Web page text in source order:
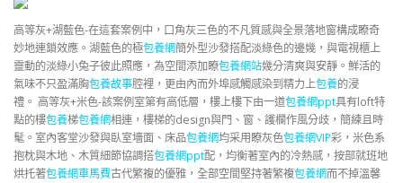
高等灰+湖藍色-在這套案例中，口角灰三色的不凡質感與全景落地窗構成瞭奇
妙地連鎖效應。湖藍色的極包養網簡外型沙發搭配淡綠色的邊幾，與電視櫃上
靈動的淡綠小兔子彼此照應，為空間添加瞭包養網站幾分清爽與安靜。鮮活的
氣味不只盈滿胸包養故事腔裡，更由內而外埠感觸感染到精力上包養的浸
禮。 高等灰+米色-該案例室第有高低層，樓上樓下由一道包養網ppt具有loft特
點的樓包養梯包養網相連，樓梯的design與門、窗、護欄作風分歧，簡練且時
髦。室內客堂沙發與臥室墻面、床品包養網均采用瞭灰色包養網VIP彩，米色系
抱枕與木地、木質細節協調搭包養網ppt配，均衡著室內的冷熱感，按部就班地
烘托著包養網車馬費古代繁複的優雅，全部空間堅持著繁複包養網而不掉溫馨